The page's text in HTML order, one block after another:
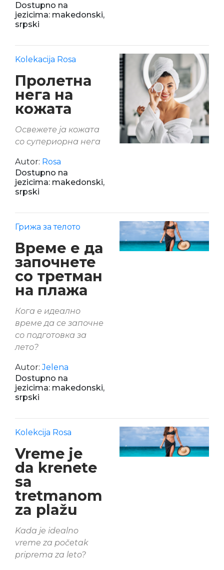
Dostupno na
jezicima: makedonski,
srpski
Kolekacija Rosa
Пролетна
нега на
кожата
Освежете ја кожата
со супериорна нега
Autor: Rosa
Dostupno na
jezicima: makedonski,
srpski
Грижа за телото
Време е да
започнете
со третман
на плажа
Кога е идеално
време да се започне
со подготовка за
лето?
Autor:Jelena
Dostupno na
jezicima: makedonski,
srpski
Kolekcija Rosa
Vreme je
da krenete
sa
tretmanom
za plažu
Kada je idealno
vreme za početak
priprema za leto?